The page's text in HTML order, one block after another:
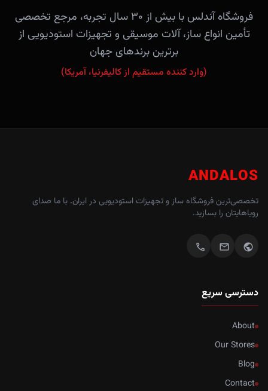
فروشگاه آندلس با بیش از ۳۰ سال تجربه، مرجع تخصصی
تأمین انواع ساز، آلات موسیقی و تجهیزات استودیویی از
برترین برندهای جهان
(وارد کننده مستقیم از کالیفرنیا، آمریکا)
ANDALOS
تخصصی‌ترین فروشگاه ساز و تجهیزات استودیویی در ایران. با ما صدای
رویاهایتان را بسازید.
public
mail
call
دسترسی سریع
About
Our Stores
Blog
Contact